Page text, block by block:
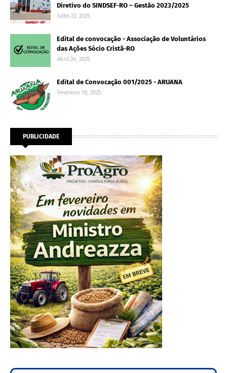
Diretivo do SINDSEF-RO – Gestão 2023/2025
Julho 22, 2025
Edital de convocação - Associação de Voluntários
das Ações Sócio Cristã-RO
Abril 24, 2025
Edital de Convocação 001/2025 - ARUANA
Fevereiro 18, 2025
PUBLICIDADE